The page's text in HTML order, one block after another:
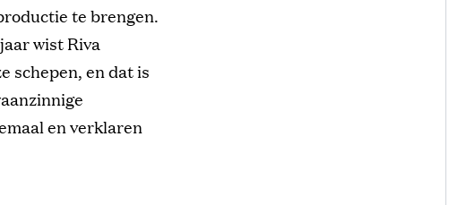
te brengen.
wist Riva
schepen, en dat is
en verklaren